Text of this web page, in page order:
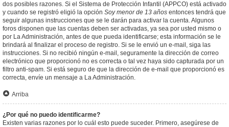
dos posibles razones. Si el Sistema de Protección Infantil (APPCO) está activado
y cuando se registró eligió la opción Soy menor de 13 años entonces tendrá que
seguir algunas instrucciones que se le darán para activar la cuenta. Algunos
foros disponen que las cuentas deben ser activadas, ya sea por usted mismo o
por La Administración, antes de que pueda identificarse; esta información se le
brindará al finalizar el proceso de registro. Si se le envió un e-mail, siga las
instrucciones. Si no recibió ningún e-mail, seguramente la dirección de correo
electrónico que proporcionó no es correcta o tal vez haya sido capturada por un
filtro anti-spam. Si está seguro de que la dirección de e-mail que proporcionó es
correcta, envíe un mensaje a La Administración.
Arriba
¿Por qué no puedo identificarme?
Existen varias razones por lo cuál esto puede suceder. Primero, asegúrese de